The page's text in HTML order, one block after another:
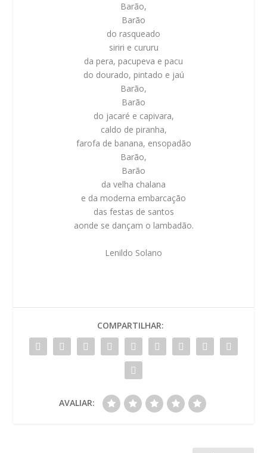
Barão,
Barão
do rasqueado
siriri e cururu
da pera, pacupeva e pacu
do dourado, pintado e jaú
Barão,
Barão
do jacaré e capivara,
caldo de piranha,
farofa de banana, ensopadão
Barão,
Barão
da velha chalana
e da moderna embarcação
das festas de santos
aonde se dançam o lambadão.
Lenildo Solano
COMPARTILHAR:
AVALIAR: